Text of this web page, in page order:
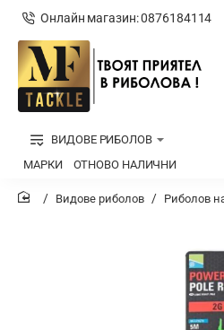
Онлайн магазин: 0876184114
ВИДОВЕ РИБОЛОВ
МАРКИ
ОТНОВО НАЛИЧНИ
Видове риболов Риболов